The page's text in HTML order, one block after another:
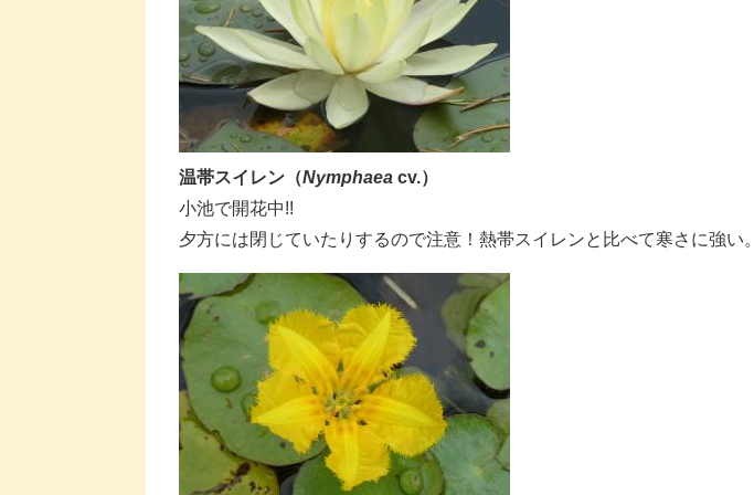
温帯スイレン （Nymphaea cv.）
​小池で開花中!!
夕方には閉じていたりするので注意！熱帯スイレンと比べて寒さに強い。